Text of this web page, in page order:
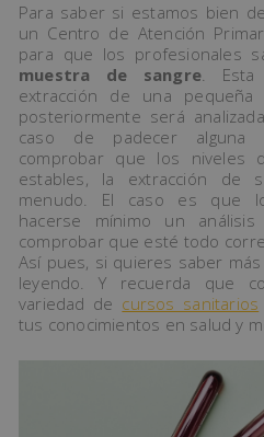
Para saber si estamos bien
un Centro de Atención
para que los profesionales
muestra de sangre. Esta
extracción de una
posteriormente será
caso de padecer alguna
comprobar que los niveles
estables, la extracción de
menudo. El caso es que
hacerse mínimo un
comprobar que esté todo
Así pues, si quieres saber
leyendo. Y recuerda que
variedad de cursos sanitarios
tus conocimientos en salud y